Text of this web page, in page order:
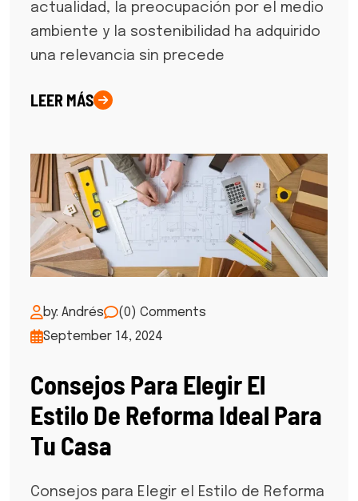
actualidad, la preocupación por el medio
ambiente y la sostenibilidad ha adquirido
una relevancia sin precede
LEER MÁS
by: Andrés
(0) Comments
September 14, 2024
Consejos Para Elegir El
Estilo De Reforma Ideal Para
Tu Casa
Consejos para Elegir el Estilo de Reforma